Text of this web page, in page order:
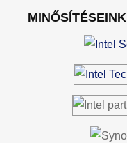
MINŐSÍTÉSEINK